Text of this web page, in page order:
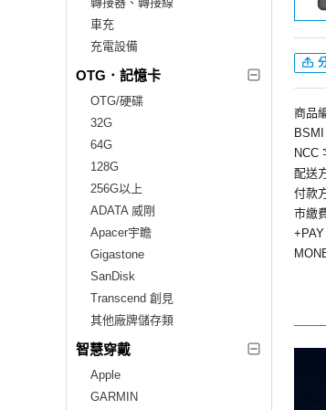
車充
充電設備
OTG．記憶卡
OTG/硬碟
32G
64G
128G
256G以上
ADATA 威剛
Apacer宇瞻
Gigastone
SanDisk
Transcend 創見
其他廠牌儲存類
智慧穿戴
Apple
GARMIN
商品
NCC
配送
付款
市繳
+PAY